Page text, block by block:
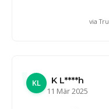
via
KL
K L****h
11 Mär 2025